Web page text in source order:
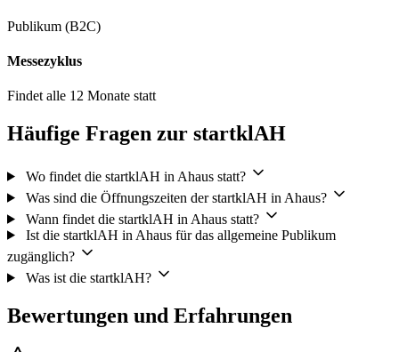
Publikum (B2C)
Messezyklus
Findet alle 12 Monate statt
Häufige Fragen zur startklAH
Wo findet die startklAH in Ahaus statt?
Was sind die Öffnungszeiten der startklAH in Ahaus?
Wann findet die startklAH in Ahaus statt?
Ist die startklAH in Ahaus für das allgemeine Publikum
zugänglich?
Was ist die startklAH?
Bewertungen und Erfahrungen